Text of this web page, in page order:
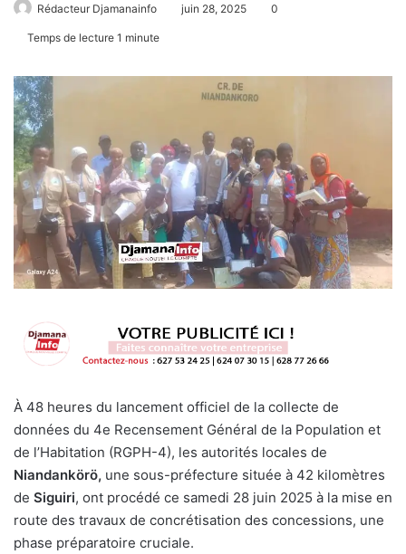
Rédacteur Djamanainfo juin 28, 2025 0
Temps de lecture 1 minute
À 48 heures du lancement officiel de la collecte de
données du 4e Recensement Général de la Population et
de l’Habitation (RGPH-4), les autorités locales de
Niandankörö, une sous-préfecture située à 42 kilomètres
de Siguiri, ont procédé ce samedi 28 juin 2025 à la mise en
route des travaux de concrétisation des concessions, une
phase préparatoire cruciale.